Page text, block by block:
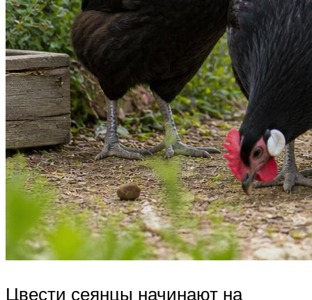
Цвести сеянцы начинают на